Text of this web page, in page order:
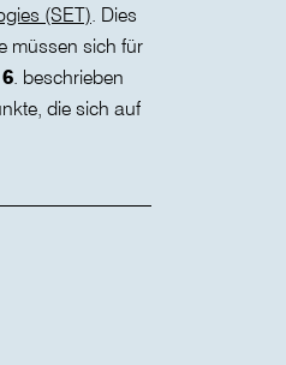
(SET) . Dies
müssen sich für
. beschrieben
die sich auf